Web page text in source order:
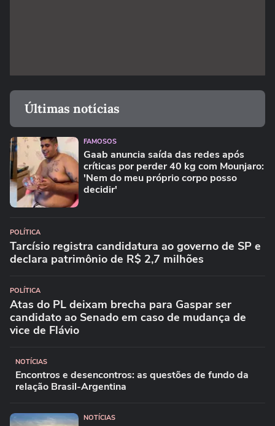
Últimas notícias
FAMOSOS
Gaab anuncia saída das redes após
críticas por perder 40 kg com Mounjaro:
'Nem do meu próprio corpo posso
decidir'
POLÍTICA
Tarcísio registra candidatura ao governo de SP e
declara patrimônio de R$ 2,7 milhões
POLÍTICA
Atas do PL deixam brecha para Gaspar ser
candidato ao Senado em caso de mudança de
vice de Flávio
NOTÍCIAS
Encontros e desencontros: as questões de fundo da
relação Brasil-Argentina
NOTÍCIAS